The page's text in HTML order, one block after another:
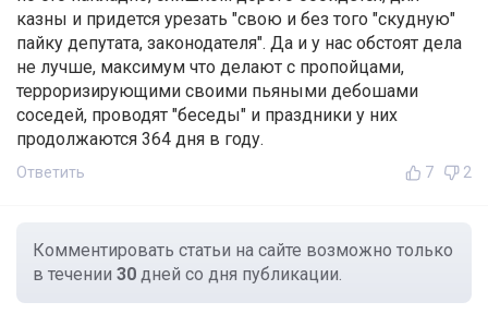
казны и придется урезать "свою и без того "скудную"
пайку депутата, законодателя". Да и у нас обстоят дела
не лучше, максимум что делают с пропойцами,
терроризирующими своими пьяными дебошами
соседей, проводят "беседы" и праздники у них
продолжаются 364 дня в году.
Ответить 7 2
Комментировать статьи на сайте возможно только
в течении 30 дней со дня публикации.